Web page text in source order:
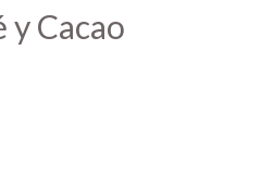
Cacao